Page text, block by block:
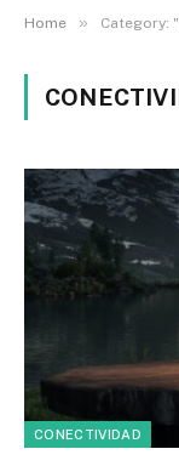
Home » Category:
CONECTIVIDAD